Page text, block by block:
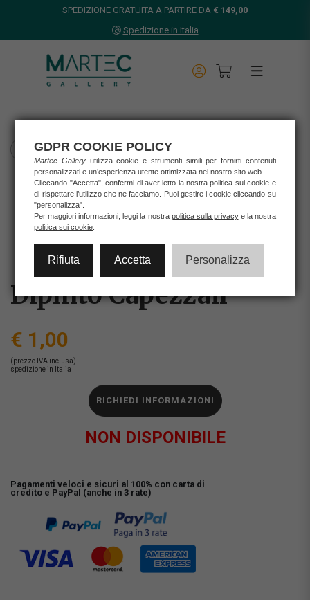
SPEDIZIONE GRATUITA A PARTIRE DA € 149,00
Spedizione in Italia
TORNA INDIETRO
Home
Opere d'arte
Stampe
DIPINTO CAPEZZALI
Dipinto Capezzali
€ 1,00
(prezzo IVA inclusa)
spedizione in Italia
RICHIEDI INFORMAZIONI
NON DISPONIBILE
Pagamenti veloci e sicuri al 100% con carta di
credito e PayPal (anche in 3 rate)
GDPR COOKIE POLICY
Martec Gallery utilizza cookie e strumenti simili per fornirti contenuti
personalizzati e un’esperienza utente ottimizzata nel nostro sito web.
Cliccando "Accetta", confermi di aver letto la nostra politica sui cookie e
di rispettare l’utilizzo che ne facciamo. Puoi gestire i cookie cliccando su
"personalizza".
Per maggiori informazioni, leggi la nostra politica sulla privacye la nostra
politica sui cookie
Rifiuta Accetta Personalizza